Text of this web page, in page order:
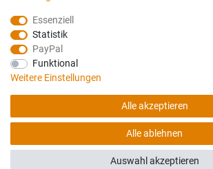
Folgen Sie uns auch auf:
Essenziell
Statistik
PayPal
Funktional
Weitere Einstellungen
Alle akzeptieren
Alle ablehnen
Auswahl akzeptieren